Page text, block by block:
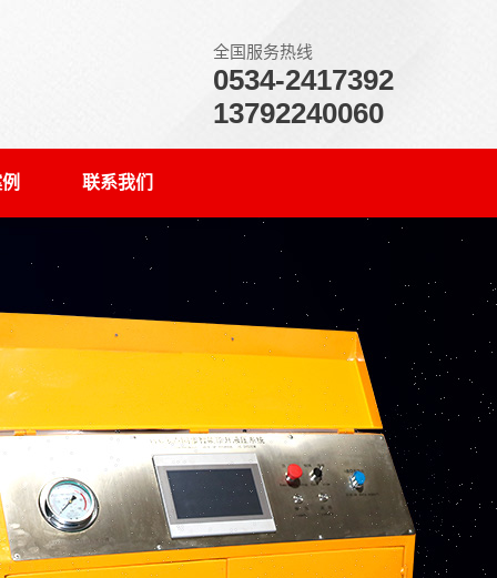
全国服务热线
0534-2417392
13792240060
联系我们